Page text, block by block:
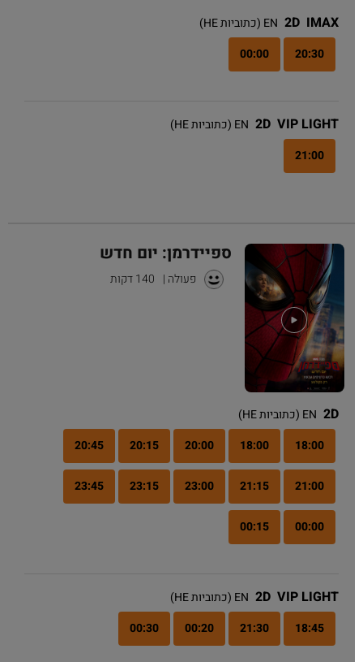
IMAX
2D EN (כתוביות HE)
20:30
00:00
VIP LIGHT
2D EN (כתוביות HE)
21:00
ספיידרמן: יום חדש
פעולה| 140 דקות
2D EN (כתוביות HE)
18:00
18:00
20:00
20:15
20:45
21:00
21:15
23:00
23:15
23:45
00:00
00:15
VIP LIGHT
2D EN (כתוביות HE)
18:45
21:30
00:20
00:30